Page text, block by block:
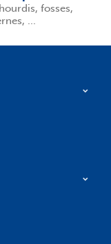
fosses,
...